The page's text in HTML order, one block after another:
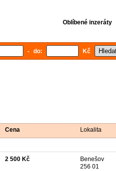
Oblíbené inzeráty
- do: Kč
Cena Lokalita
2 500 Kč
Benešov
256 01